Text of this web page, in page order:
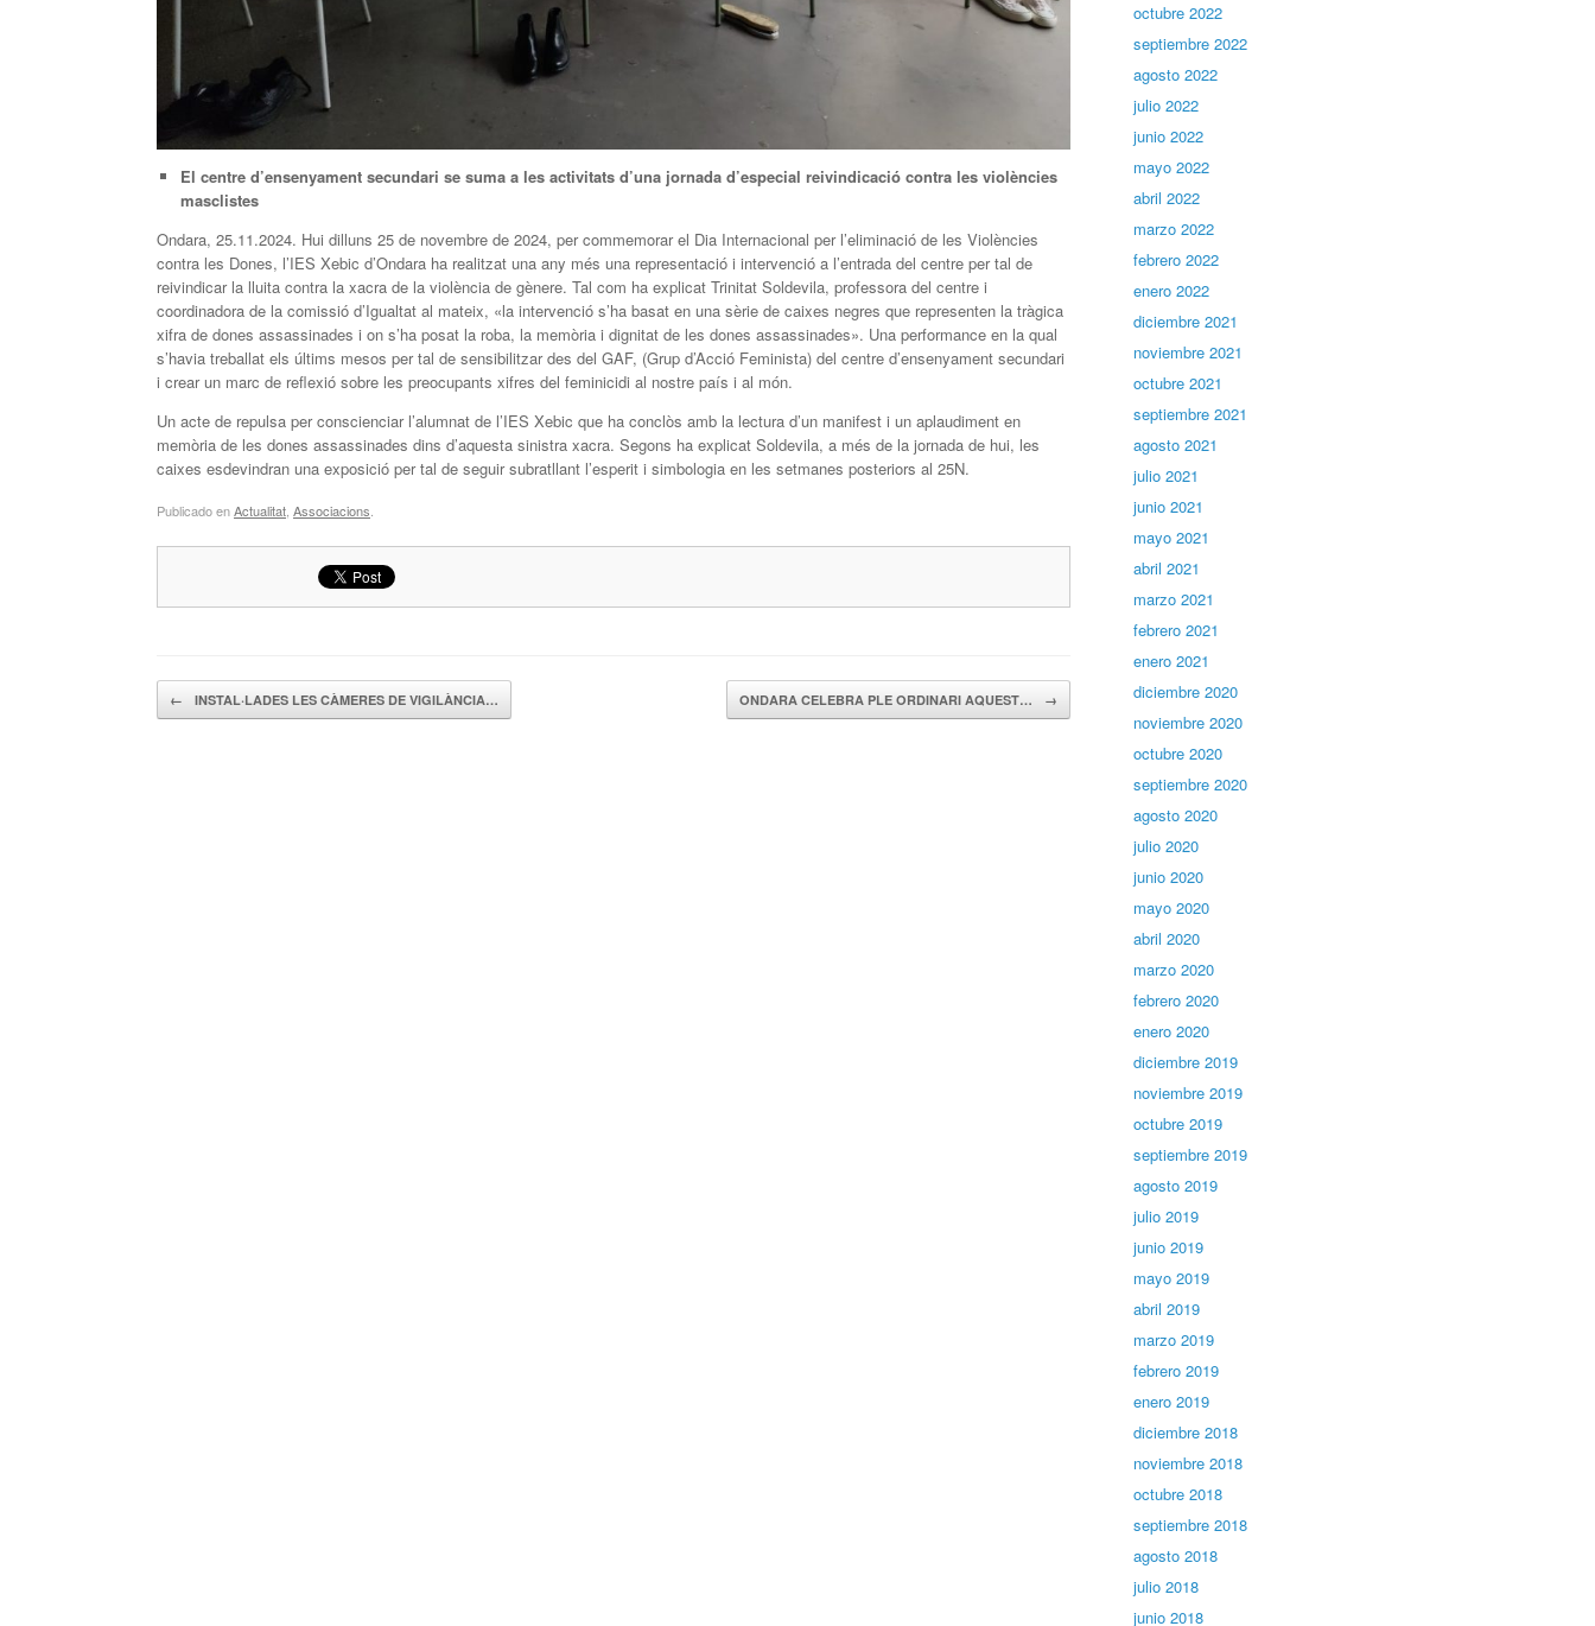
El centre d’ensenyament secundari se suma a les activitats d’una jornada d’especial reivindicació contra les violències
masclistes
Ondara, 25.11.2024. Hui dilluns 25 de novembre de 2024, per commemorar el Dia Internacional per l’eliminació de les Violències
contra les Dones, l’IES Xebic d’Ondara ha realitzat una any més una representació i intervenció a l’entrada del centre per tal de
reivindicar la lluita contra la xacra de la violència de gènere. Tal com ha explicat Trinitat Soldevila, professora del centre i
coordinadora de la comissió d’Igualtat al mateix, «la intervenció s’ha basat en una sèrie de caixes negres que representen la tràgica
xifra de dones assassinades i on s’ha posat la roba, la memòria i dignitat de les dones assassinades». Una performance en la qual
s’havia treballat els últims mesos per tal de sensibilitzar des del GAF, (Grup d’Acció Feminista) del centre d’ensenyament secundari
i crear un marc de reflexió sobre les preocupants xifres del feminicidi al nostre país i al món.
Un acte de repulsa per conscienciar l’alumnat de l’IES Xebic que ha conclòs amb la lectura d’un manifest i un aplaudiment en
memòria de les dones assassinades dins d’aquesta sinistra xacra. Segons ha explicat Soldevila, a més de la jornada de hui, les
caixes esdevindran una exposició per tal de seguir subratllant l’esperit i simbologia en les setmanes posteriors al 25N.
Publicado enActualitat, Associacions.
Navegador de artículos
← INSTAL·LADES LES CÀMERES DE VIGILÀNCIA… ONDARA CELEBRA PLE ORDINARI AQUEST… →
octubre 2022
septiembre 2022
agosto 2022
julio 2022
junio 2022
mayo 2022
abril 2022
marzo 2022
febrero 2022
enero 2022
diciembre 2021
noviembre 2021
octubre 2021
septiembre 2021
agosto 2021
julio 2021
junio 2021
mayo 2021
abril 2021
marzo 2021
febrero 2021
enero 2021
diciembre 2020
noviembre 2020
octubre 2020
septiembre 2020
agosto 2020
julio 2020
junio 2020
mayo 2020
abril 2020
marzo 2020
febrero 2020
enero 2020
diciembre 2019
noviembre 2019
octubre 2019
septiembre 2019
agosto 2019
julio 2019
junio 2019
mayo 2019
abril 2019
marzo 2019
febrero 2019
enero 2019
diciembre 2018
noviembre 2018
octubre 2018
septiembre 2018
agosto 2018
julio 2018
junio 2018